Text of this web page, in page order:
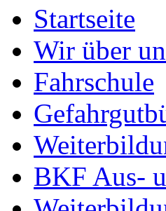
Startseite
Wir über
Fahrschule
BKF Aus-